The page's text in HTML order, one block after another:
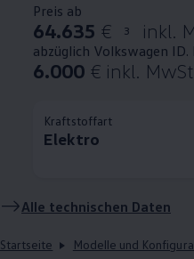
Preis ab
64.635 € 3 inkl.
abzüglich Volkswagen ID.
6.000 € inkl.
Kraftstoffart
Elektro
Alle technischen Daten
Startseite Modelle und